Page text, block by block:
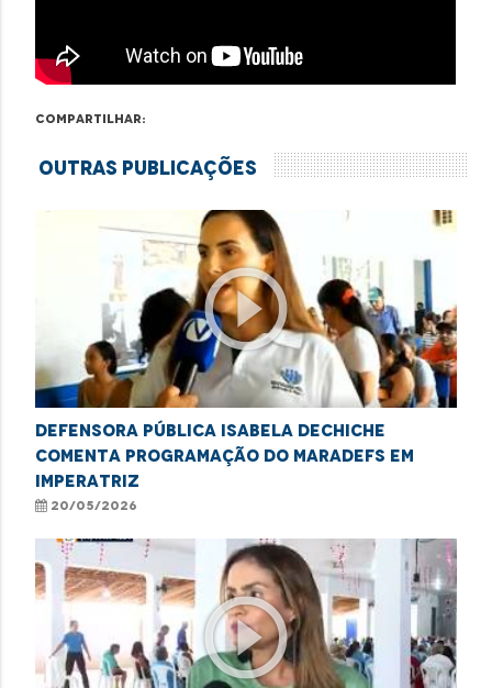
Compartilhar:
Outras Publicações
play_circle_outline
Defensora Pública Isabela Dechiche
comenta programação do MaraDefs em
Imperatriz
20/05/2026
play_circle_outline